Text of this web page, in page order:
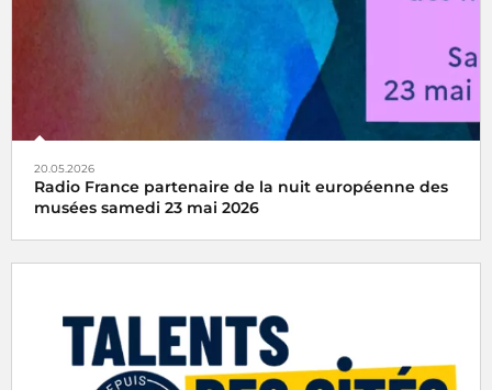
20.05.2026
Radio France partenaire de la nuit européenne des
musées samedi 23 mai 2026
Rendez-vous culturel incontournable depuis 2005, la Nuit
européenne des musées invite chaque année le public à
découvrir les musées autrement, à travers une
programmation originale mêlant visites, parcours,
performances et expériences inédites.